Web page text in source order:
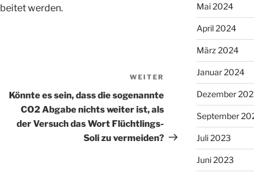
werden.
Nächster
Beitrag
WEITER
Könnte es sein, dass die sogenannte
CO2 Abgabe nichts weiter ist, als
der Versuch das Wort Flüchtlings-
Soli zu vermeiden?
Mai 2024
April 2024
März 2024
Januar 2024
Dezember
September
Juli 2023
Juni 2023